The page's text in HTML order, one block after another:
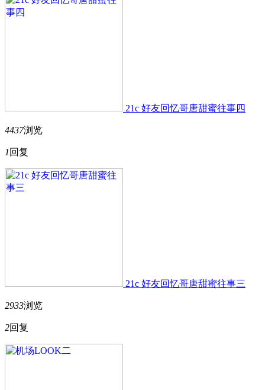
21c 好友回忆哥唐甜蜜往事四
4437浏览
1 回复
21c 好友回忆哥唐甜蜜往事三
2933浏览
2回复